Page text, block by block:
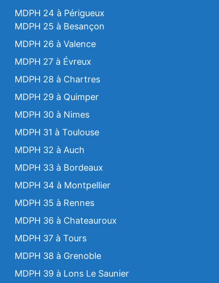
MDPH 24 à Périgueux
MDPH 25 à Besançon
MDPH 26 à Valence
MDPH 27 à Évreux
MDPH 28 à Chartres
MDPH 29 à Quimper
MDPH 30 à Nimes
MDPH 31 à Toulouse
MDPH 32 à Auch
MDPH 33 à Bordeaux
MDPH 34 à Montpellier
MDPH 35 à Rennes
MDPH 36 à Chateauroux
MDPH 37 à Tours
MDPH 38 à Grenoble
MDPH 39 à Lons Le Saunier